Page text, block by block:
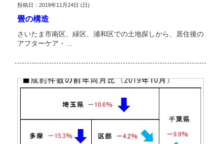
投稿日：2019年11月24日 (日)
畳の構造
さいたま市南区、緑区、浦和区での土地探しから、居住後の
アフターケア・…